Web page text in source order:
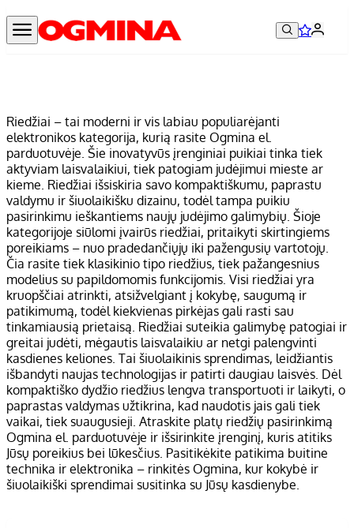
Riedžiai – tai moderni ir vis labiau populiarėjanti
elektronikos kategorija, kurią rasite Ogmina el.
parduotuvėje. Šie inovatyvūs įrenginiai puikiai tinka tiek
aktyviam laisvalaikiui, tiek patogiam judėjimui mieste ar
kieme. Riedžiai išsiskiria savo kompaktiškumu, paprastu
valdymu ir šiuolaikišku dizainu, todėl tampa puikiu
pasirinkimu ieškantiems naujų judėjimo galimybių. Šioje
kategorijoje siūlomi įvairūs riedžiai, pritaikyti skirtingiems
poreikiams – nuo pradedančiųjų iki pažengusių vartotojų.
Čia rasite tiek klasikinio tipo riedžius, tiek pažangesnius
modelius su papildomomis funkcijomis. Visi riedžiai yra
kruopščiai atrinkti, atsižvelgiant į kokybę, saugumą ir
patikimumą, todėl kiekvienas pirkėjas gali rasti sau
tinkamiausią prietaisą. Riedžiai suteikia galimybę patogiai ir
greitai judėti, mėgautis laisvalaikiu ar netgi palengvinti
kasdienes keliones. Tai šiuolaikinis sprendimas, leidžiantis
išbandyti naujas technologijas ir patirti daugiau laisvės. Dėl
kompaktiško dydžio riedžius lengva transportuoti ir laikyti, o
paprastas valdymas užtikrina, kad naudotis jais gali tiek
vaikai, tiek suaugusieji. Atraskite platų riedžių pasirinkimą
Ogmina el. parduotuvėje ir išsirinkite įrenginį, kuris atitiks
Jūsų poreikius bei lūkesčius. Pasitikėkite patikima buitine
technika ir elektronika – rinkitės Ogmina, kur kokybė ir
šiuolaikiški sprendimai susitinka su Jūsų kasdienybe.